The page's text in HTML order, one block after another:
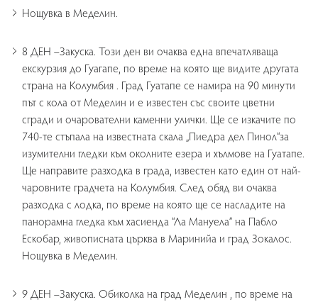
Нощувка в Меделин.
8 ДЕН –Закуска. Този ден ви очаква една впечатляваща
екскурзия до Гуагапе, по време на която ще видите другата
страна на Колумбия . Град Гуатапе се намира на 90 минути
път с кола от Меделин и е известен със своите цветни
сгради и очарователни каменни улички. Ще се изкачите по
740-те стъпала на известната скала „Пиедра дел Пинол“за
изумителни гледки към околните езера и хълмове на Гуатапе.
Ще направите разходка в града, известен като един от най-
чаровните градчета на Колумбия. След обяд ви очаква
разходка с лодка, по време на която ще се насладите на
панорамна гледка към хасиенда “Ла Мануела” на Пабло
Ескобар, живописната църква в Маринийа и град Зокалос.
Нощувка в Меделин.
9 ДЕН –Закуска. Обиколка на град Меделин , по време на